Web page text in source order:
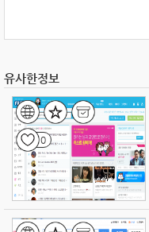
유사한정보
0